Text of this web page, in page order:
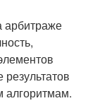
арбитраже
алгоритмам.